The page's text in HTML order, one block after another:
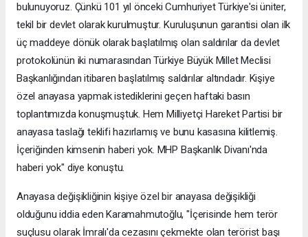
bulunuyoruz. Çünkü 101 yıl önceki Cumhuriyet Türkiye'si üniter,
tekil bir devlet olarak kurulmuştur. Kuruluşunun garantisi olan ilk
üç maddeye dönük olarak başlatılmış olan saldırılar da devlet
protokolünün iki numarasından Türkiye Büyük Millet Meclisi
Başkanlığından itibaren başlatılmış saldırılar altındadır. Kişiye
özel anayasa yapmak istediklerini geçen haftaki basın
toplantımızda konuşmuştuk. Hem Milliyetçi Hareket Partisi bir
anayasa taslağı teklifi hazırlamış ve bunu kasasına kilitlemiş.
İçeriğinden kimsenin haberi yok. MHP Başkanlık Divanı'nda
haberi yok" diye konuştu.
Anayasa değişikliğinin kişiye özel bir anayasa değişikliği
olduğunu iddia eden Karamahmutoğlu, "İçerisinde hem terör
suçlusu olarak İmralı'da cezasını çekmekte olan terörist başı